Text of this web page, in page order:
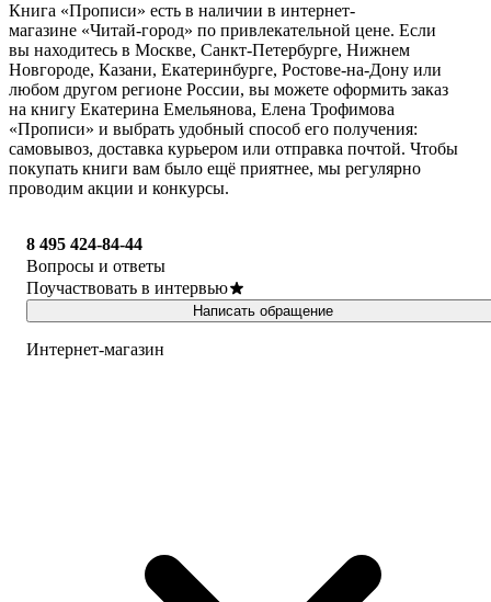
Книга «Прописи» есть в наличии в интернет-
магазине «Читай-город» по привлекательной цене. Если
вы находитесь в Москве, Санкт-Петербурге, Нижнем
Новгороде, Казани, Екатеринбурге, Ростове-на-Дону или
любом другом регионе России, вы можете оформить заказ
на книгу Екатерина Емельянова, Елена Трофимова
«Прописи» и выбрать удобный способ его получения:
самовывоз, доставка курьером или отправка почтой. Чтобы
покупать книги вам было ещё приятнее, мы регулярно
проводим акции и конкурсы.
8 495 424-84-44
Вопросы и ответы
Поучаствовать в интервью
Написать обращение
Интернет-магазин